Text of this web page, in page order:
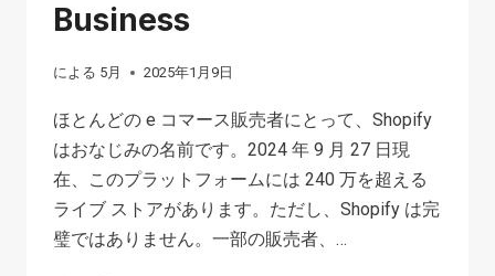
完
イ
ド
Business
による 5月 2025年1月9日
ほとんどの e コマース販売者にとって、Shopify
はおなじみの名前です。2024 年 9 月 27 日現
在、このプラットフォームには 240 万を超える
ライブ ストアがあります。ただし、Shopify は完
璧ではありません。一部の販売者、…